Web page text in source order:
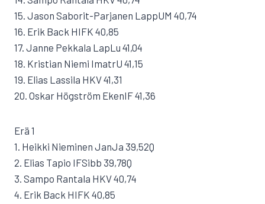
15. Jason Saborit-Parjanen LappUM 40,74
16. Erik Back HIFK 40,85
17. Janne Pekkala LapLu 41,04
18. Kristian Niemi ImatrU 41,15
19. Elias Lassila HKV 41,31
20. Oskar Högström EkenIF 41,36
Erä 1
1. Heikki Nieminen JanJa 39,52Q
2. Elias Tapio IFSibb 39,78Q
3. Sampo Rantala HKV 40,74
4. Erik Back HIFK 40,85